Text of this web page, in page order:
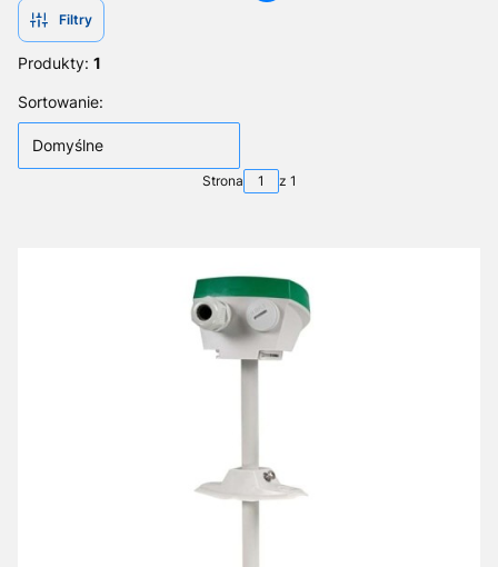
Filtry
Produkty: 1
Lista produktów
Sortowanie:
Domyślne
Strona z 1